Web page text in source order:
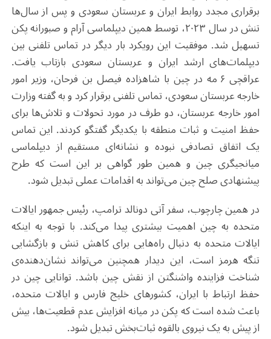
برقراری مجدد روابط ایران و عربستان سعودی و پس از سال‌ها
تنش در سال ۲۰۲۳، توسط همین دیپلماسی آرام و صبورانه پکن
تسهیل شد. موفقیت این رویکرد بار دیگر در تماس تلفنی بین
دیپلمات‌های ارشد ایران و عربستان سعودی بازتاب یافت.
عراقچی ۶ مه در چین با شاهزاده فیصل بن فرحان، وزیر امور
خارجه عربستان سعودی، تماس تلفنی برقرار کرد و به گفته وزارت
امور خارجه عربستان، دو طرف در مورد تحولات و تلاش‌ها برای
حفظ امنیت و ثبات منطقه با یکدیگر گفتگو کردند. این تماس
یک اتفاق تصادفی نبوده و نشانه‌ای مستقیم از دیپلماسی
میانجیگری چین و همین طور گواهی بر این است که طرح
پیشنهادی صلح چین می‌تواند به اقدامات عملی تبدیل شود.
در همین چارچوب، سفر آتی دونالد ترامپ، رئیس جمهور ایالات
متحده به چین اهمیت بیشتری پیدا می‌کند. با توجه به اینکه
ایالات متحده به دنبال راه‌هایی برای کاهش تنش و بازگشایی
تنگه هرمز است، این دیدار همچنین می‌تواند نشان‌دهنده‌ی
شناخت فزاینده‌ واشنگتن از نقش چین باشد. توانایی چین در
حفظ ارتباط با ایران، کشورهای خلیج فارس و ایالات متحده،
باعث شده است که پکن در میانه افزایش عدم قطعیت‌ها، بیش
از پیش به یک نیروی بالقوه ثبات‌بخش تبدیل شود.